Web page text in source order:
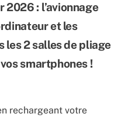
2026 : l’avionnage
et les
les 2 salles de pliage
smartphones !
rechargeant votre